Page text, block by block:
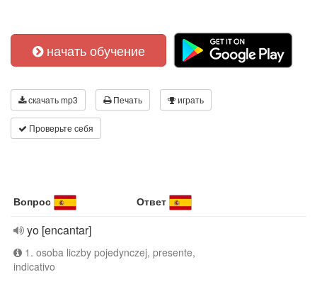
начать обучение
скачать mp3 Печать играть
Проверьте себя
Вопрос Ответ
yo [encantar]
1. osoba liczby pojedynczej, presente,
indicativo